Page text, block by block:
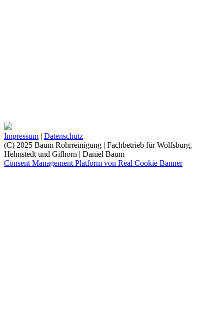
Impressum | Datenschutz
(C) 2025 Baum Rohrreinigung | Fachbetrieb für Wolfsburg,
Helmstedt und Gifhorn | Daniel Baum
Consent Management Platform von Real Cookie Banner